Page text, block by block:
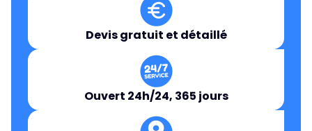
Devis gratuit et détaillé
Ouvert 24h/24, 365 jours